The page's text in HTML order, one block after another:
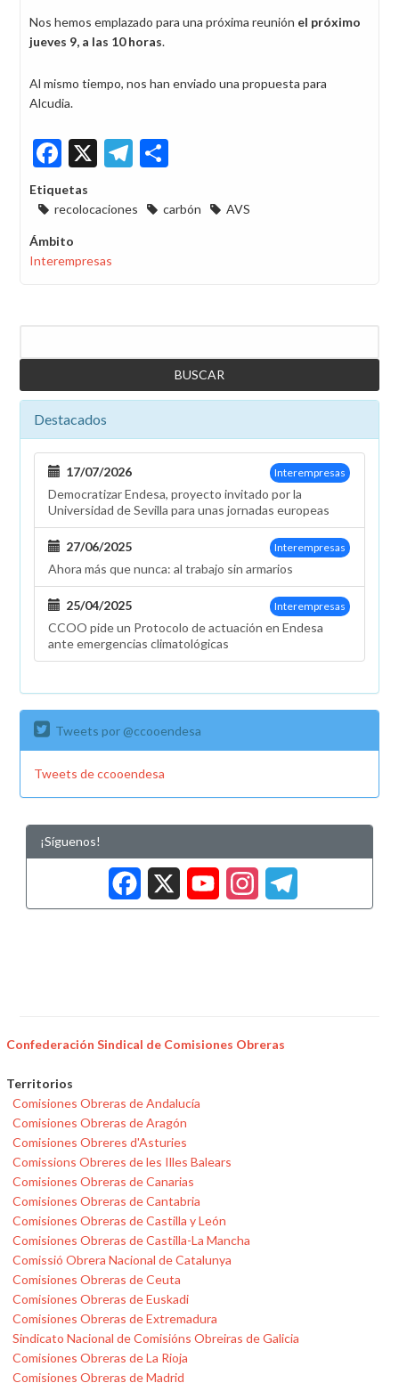
Nos hemos emplazado para una próxima reunión el próximo
jueves 9, a las 10 horas.
Al mismo tiempo, nos han enviado una propuesta para
Alcudia.
Facebook
X Telegram
Etiquetas
recolocaciones
carbón AVS
Ámbito
Interempresas
Destacados
Interempresas
17/07/2026
Democratizar Endesa, proyecto invitado por la
Universidad de Sevilla para unas jornadas europeas
Interempresas
27/06/2025
Ahora más que nunca: al trabajo sin armarios
Interempresas
25/04/2025
CCOO pide un Protocolo de actuación en Endesa
ante emergencias climatológicas
Tweets por @ccooendesa
Tweets de ccooendesa
¡Síguenos!
Facebook
X
Confederación Sindical de Comisiones Obreras
Territorios
Comisiones Obreras de Andalucía
Comisiones Obreras de Aragón
Comisiones Obreres d'Asturies
Comissions Obreres de les Illes Balears
Comisiones Obreras de Canarias
Comisiones Obreras de Cantabria
Comisiones Obreras de Castilla y León
Comisiones Obreras de Castilla-La Mancha
Comissió Obrera Nacional de Catalunya
Comisiones Obreras de Ceuta
Comisiones Obreras de Euskadi
Comisiones Obreras de Extremadura
Sindicato Nacional de Comisións Obreiras de Galicia
Comisiones Obreras de La Rioja
Comisiones Obreras de Madrid